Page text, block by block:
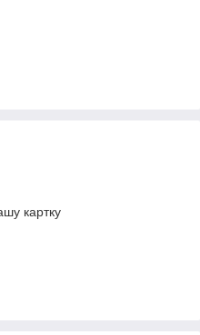
картку